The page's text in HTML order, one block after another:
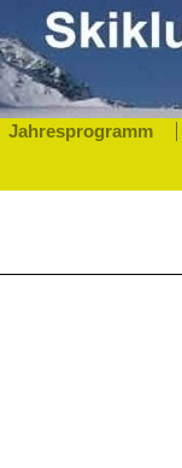
Jahresprogramm